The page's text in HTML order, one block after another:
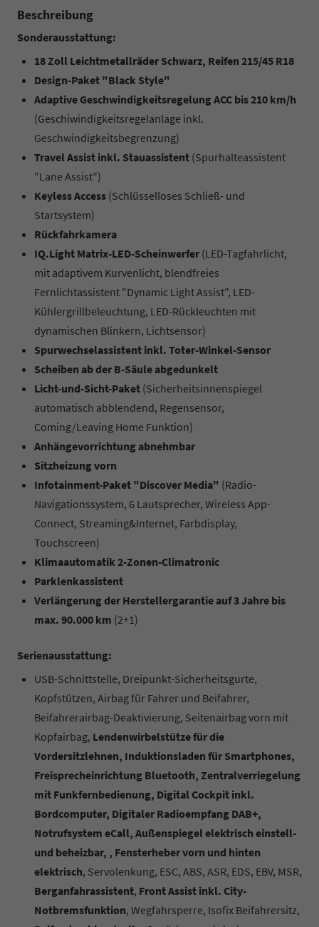
Beschreibung
Sonderausstattung:
18 Zoll Leichtmetallräder Schwarz, Reifen 215/45 R18
Design-Paket "Black Style"
Adaptive Geschwindigkeitsregelung ACC bis 210 km/h
(Geschiwindigkeitsregelanlage inkl.
Geschwindigkeitsbegrenzung)
Travel Assist inkl. Stauassistent (Spurhalteassistent
"Lane Assist")
Keyless Access (Schlüsselloses Schließ- und
Startsystem)
Rückfahrkamera
IQ.Light Matrix-LED-Scheinwerfer (LED-Tagfahrlicht,
mit adaptivem Kurvenlicht, blendfreies
Fernlichtassistent "Dynamic Light Assist", LED-
Kühlergrillbeleuchtung, LED-Rückleuchten mit
dynamischen Blinkern, Lichtsensor)
Spurwechselassistent inkl. Toter-Winkel-Sensor
Scheiben ab der B-Säule abgedunkelt
Licht-und-Sicht-Paket (Sicherheitsinnenspiegel
automatisch abblendend, Regensensor,
Coming/Leaving Home Funktion)
Anhängevorrichtung abnehmbar
Sitzheizung vorn
Infotainment-Paket "Discover Media" (Radio-
Navigationssystem, 6 Lautsprecher, Wireless App-
Connect, Streaming&Internet, Farbdisplay,
Touchscreen)
Klimaautomatik 2-Zonen-Climatronic
Parklenkassistent
Verlängerung der Herstellergarantie auf 3 Jahre bis
max. 90.000 km (2+1)
Serienausstattung:
USB-Schnittstelle, Dreipunkt-Sicherheitsgurte,
Kopfstützen, Airbag für Fahrer und Beifahrer,
Beifahrerairbag-Deaktivierung, Seitenairbag vorn mit
Kopfairbag, Lendenwirbelstütze für die
Vordersitzlehnen, Induktionsladen für Smartphones,
Freisprecheinrichtung Bluetooth, Zentralverriegelung
mit Funkfernbedienung, Digital Cockpit inkl.
Bordcomputer, Digitaler Radioempfang DAB+,
Notrufsystem eCall, Außenspiegel elektrisch einstell-
und beheizbar, , Fensterheber vorn und hinten
elektrisch, Servolenkung, ESC, ABS, ASR, EDS, EBV, MSR,
Berganfahrassistent, Front Assist inkl. City-
Notbremsfunktion, Wegfahrsperre, Isofix Beifahrersitz,